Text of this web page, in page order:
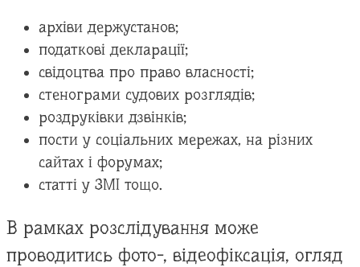
архіви держустанов;
податкові декларації;
свідоцтва про право власності;
стенограми судових розглядів;
роздруківки дзвінків;
пости у соціальних мережах, на різних
сайтах і форумах;
статті у ЗМІ тощо.
В рамках розслідування може
проводитись фото-, відеофіксація, огляд